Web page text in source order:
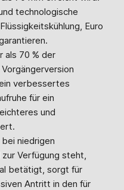
technologische
Euro
als 70 % der
verbessertes
für ein
und
niedrigen
Verfügung steht,
betätigt, sorgt für
Antritt in den für